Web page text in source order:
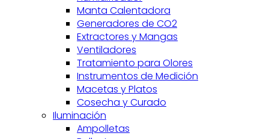
Manta Calentadora
Generadores de CO2
Extractores y Mangas
Ventiladores
Tratamiento para Olores
Instrumentos de Medición
Macetas y Platos
Cosecha y Curado
Iluminación
Ampolletas